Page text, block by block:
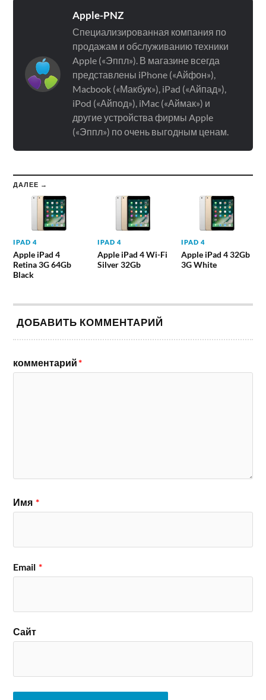
Apple-PNZ
Специализированная компания по
продажам и обслуживанию техники
Apple («Эппл»). В магазине всегда
представлены iPhone («Айфон»),
Macbook («Макбук»), iPad («Айпад»),
iPod («Айпод»), iMac («Аймак») и
другие устройства фирмы Apple
(«Эппл») по очень выгодным ценам.
ДАЛЕЕ →
IPAD 4
Apple iPad 4
Retina 3G 64Gb
Black
IPAD 4
Apple iPad 4 Wi-Fi
Silver 32Gb
IPAD 4
Apple iPad 4 32Gb
3G White
ДОБАВИТЬ КОММЕНТАРИЙ
комментарий*
Имя *
Email *
Сайт